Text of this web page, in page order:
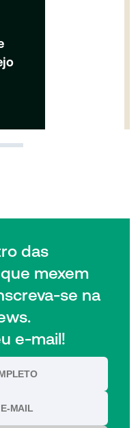
4
das
mexem
se na
e-mail!